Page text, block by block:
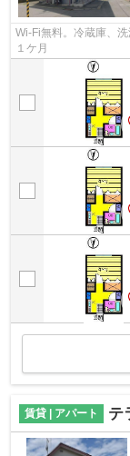
Wi-Fi無料。冷蔵庫、
１ケ月
賃貸 | アパート テ